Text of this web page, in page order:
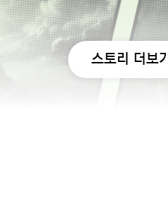
스토리 더보기